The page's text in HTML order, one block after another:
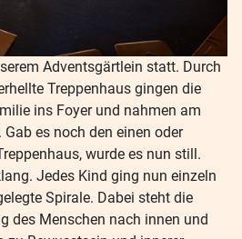
Adventsgärtlein statt. Durch
Treppenhaus gingen die
ins Foyer und nahmen am
es noch den einen oder
wurde es nun still.
Jedes Kind ging nun einzeln
Spirale. Dabei steht die
des Menschen nach innen und